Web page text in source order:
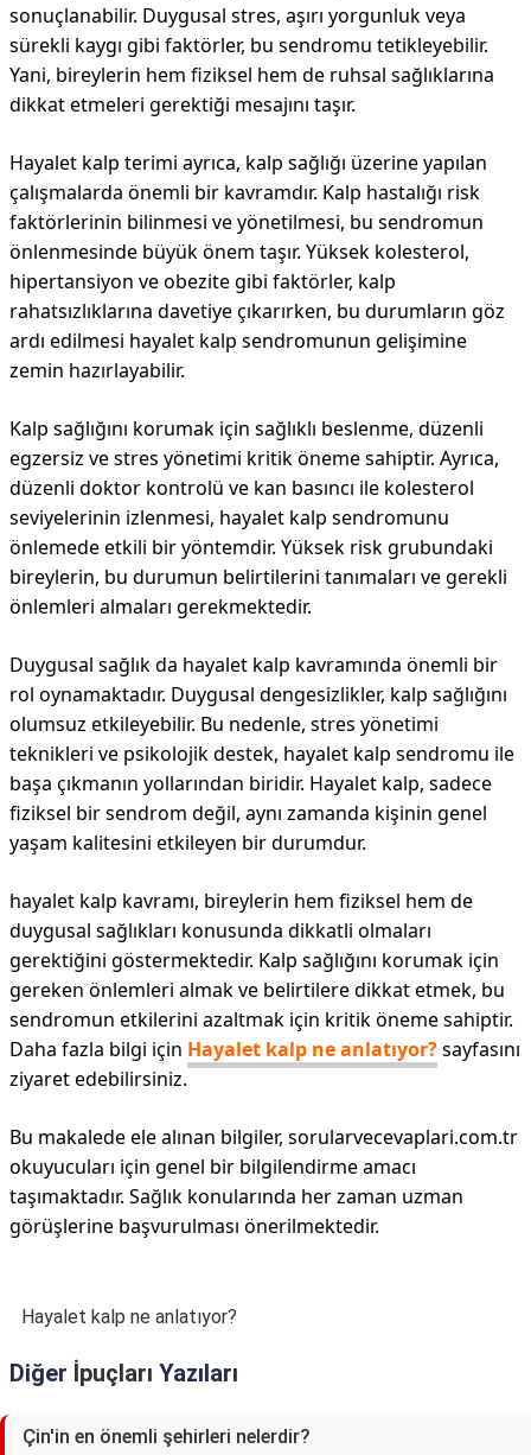
sonuçlanabilir. Duygusal stres, aşırı yorgunluk veya
sürekli kaygı gibi faktörler, bu sendromu tetikleyebilir.
Yani, bireylerin hem fiziksel hem de ruhsal sağlıklarına
dikkat etmeleri gerektiği mesajını taşır.
Hayalet kalp terimi ayrıca, kalp sağlığı üzerine yapılan
çalışmalarda önemli bir kavramdır. Kalp hastalığı risk
faktörlerinin bilinmesi ve yönetilmesi, bu sendromun
önlenmesinde büyük önem taşır. Yüksek kolesterol,
hipertansiyon ve obezite gibi faktörler, kalp
rahatsızlıklarına davetiye çıkarırken, bu durumların göz
ardı edilmesi hayalet kalp sendromunun gelişimine
zemin hazırlayabilir.
Kalp sağlığını korumak için sağlıklı beslenme, düzenli
egzersiz ve stres yönetimi kritik öneme sahiptir. Ayrıca,
düzenli doktor kontrolü ve kan basıncı ile kolesterol
seviyelerinin izlenmesi, hayalet kalp sendromunu
önlemede etkili bir yöntemdir. Yüksek risk grubundaki
bireylerin, bu durumun belirtilerini tanımaları ve gerekli
önlemleri almaları gerekmektedir.
Duygusal sağlık da hayalet kalp kavramında önemli bir
rol oynamaktadır. Duygusal dengesizlikler, kalp sağlığını
olumsuz etkileyebilir. Bu nedenle, stres yönetimi
teknikleri ve psikolojik destek, hayalet kalp sendromu ile
başa çıkmanın yollarından biridir. Hayalet kalp, sadece
fiziksel bir sendrom değil, aynı zamanda kişinin genel
yaşam kalitesini etkileyen bir durumdur.
hayalet kalp kavramı, bireylerin hem fiziksel hem de
duygusal sağlıkları konusunda dikkatli olmaları
gerektiğini göstermektedir. Kalp sağlığını korumak için
gereken önlemleri almak ve belirtilere dikkat etmek, bu
sendromun etkilerini azaltmak için kritik öneme sahiptir.
Daha fazla bilgi için Hayalet kalp ne anlatıyor?sayfasını
ziyaret edebilirsiniz.
Bu makalede ele alınan bilgiler, sorularvecevaplari.com.tr
okuyucuları için genel bir bilgilendirme amacı
taşımaktadır. Sağlık konularında her zaman uzman
görüşlerine başvurulması önerilmektedir.
Hayalet kalp ne anlatıyor?
Diğer İpuçları Yazıları
Çin'in en önemli şehirleri nelerdir?